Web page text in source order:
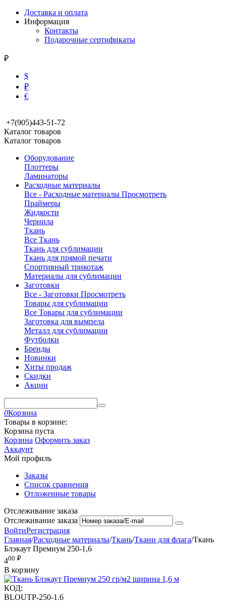
Доставка и оплата
Информация
Контакты
Подарочные сертификаты
₽
$
₽
€
+7(905)443-51-72
Каталог товаров
Каталог товаров
Оборудование
Плоттеры
Ламинаторы
Расходные материалы
Все - Расходные материалы Просмотреть
Праймеры
Жидкости
Чернила
Ткань
Все Ткань
Ткань для сублимации
Ткань для прямой печати
Спортивный трикотаж
Материалы для сублимации
Заготовки
Все - Заготовки Просмотреть
Товары для сублимации
Все Товары для сублимации
Заготовка для вымпела
Металл для сублимации
Футболки
Бренды
Новинки
Хиты продаж
Скидки
Акции
0Корзина
Товары в корзине:
Корзина пуста
Корзина Оформить заказ
Аккаунт
Мой профиль
Заказы
Список сравнения
Отложенные товары
Отслеживание заказа
Отслеживание заказа
ВойтиРегистрация
Главная/Расходные материалы/Ткань/Ткани для флага/Ткань
Блэкаут Премиум 250-1,6
400 ₽
В корзину
КОД:
BLOUTP-250-1.6